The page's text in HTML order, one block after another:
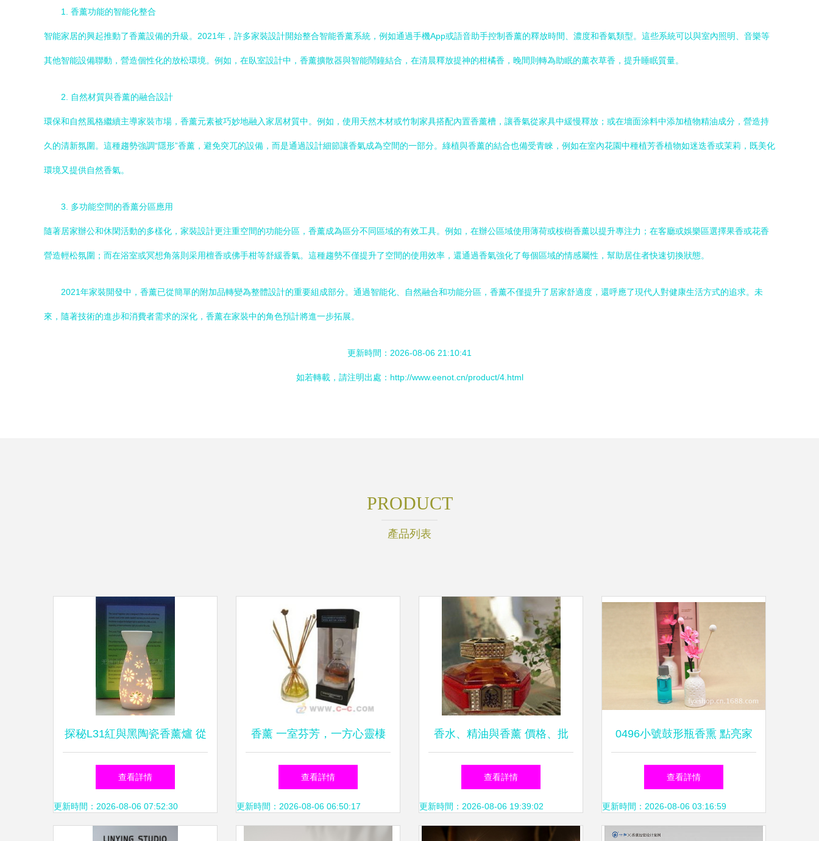
1. 香薰功能的智能化整合
智能家居的興起推動了香薰設備的升級。2021年，許多家裝設計開始整合智能香薰系統，例如通過手機App或語音助手控制香薰的釋放時間、濃度和香氣類型。這些系統可以與室內照明、音樂等
其他智能設備聯動，營造個性化的放松環境。例如，在臥室設計中，香薰擴散器與智能鬧鐘結合，在清晨釋放提神的柑橘香，晚間則轉為助眠的薰衣草香，提升睡眠質量。
2. 自然材質與香薰的融合設計
環保和自然風格繼續主導家裝市場，香薰元素被巧妙地融入家居材質中。例如，使用天然木材或竹制家具搭配內置香薰槽，讓香氣從家具中緩慢釋放；或在墻面涂料中添加植物精油成分，營造持
久的清新氛圍。這種趨勢強調“隱形”香薰，避免突兀的設備，而是通過設計細節讓香氣成為空間的一部分。綠植與香薰的結合也備受青睞，例如在室內花園中種植芳香植物如迷迭香或茉莉，既美化
環境又提供自然香氣。
3. 多功能空間的香薰分區應用
隨著居家辦公和休閑活動的多樣化，家裝設計更注重空間的功能分區，香薰成為區分不同區域的有效工具。例如，在辦公區域使用薄荷或桉樹香薰以提升專注力；在客廳或娛樂區選擇果香或花香
營造輕松氛圍；而在浴室或冥想角落則采用檀香或佛手柑等舒緩香氣。這種趨勢不僅提升了空間的使用效率，還通過香氣強化了每個區域的情感屬性，幫助居住者快速切換狀態。
2021年家裝開發中，香薰已從簡單的附加品轉變為整體設計的重要組成部分。通過智能化、自然融合和功能分區，香薰不僅提升了居家舒適度，還呼應了現代人對健康生活方式的追求。未
來，隨著技術的進步和消費者需求的深化，香薰在家裝中的角色預計將進一步拓展。
更新時間：2026-08-06 21:10:41
如若轉載，請注明出處：http://www.eenot.cn/product/4.html
PRODUCT
產品列表
探秘L31紅與黑陶瓷香薰爐 從
廠家到批發的全方位指南
查看詳情
更新時間：2026-08-06 07:52:30
香薰 一室芬芳，一方心靈棲
息地
查看詳情
更新時間：2026-08-06 06:50:17
香水、精油與香薰 價格、批
發與廠家選購指南
查看詳情
更新時間：2026-08-06 19:39:02
0496小號鼓形瓶香熏 點亮家
居氛圍的無火藝術
查看詳情
更新時間：2026-08-06 03:16:59